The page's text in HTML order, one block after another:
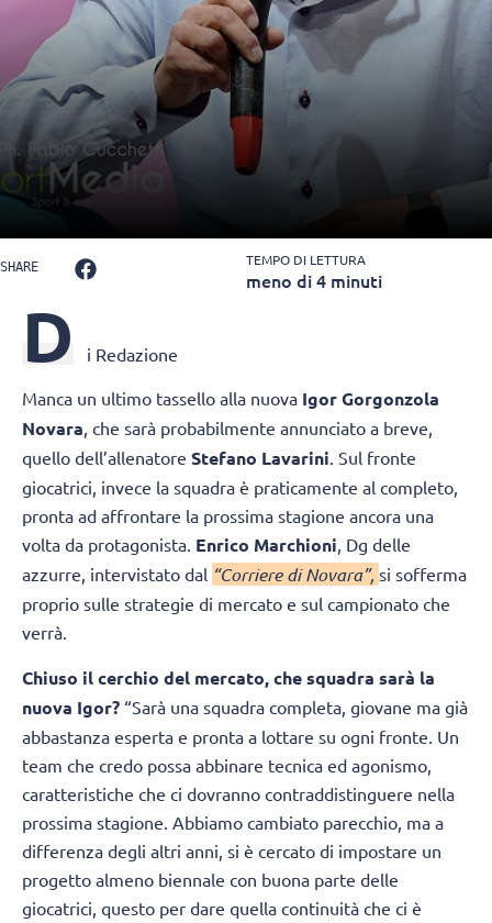
SHARE TEMPO DI LETTURA
meno di 4 minuti
D i Redazione
Manca un ultimo tassello alla nuova Igor Gorgonzola
Novara, che sarà probabilmente annunciato a breve,
quello dell’allenatore Stefano Lavarini. Sul fronte
giocatrici, invece la squadra è praticamente al completo,
pronta ad affrontare la prossima stagione ancora una
volta da protagonista. Enrico Marchioni, Dg delle
azzurre, intervistato dal “Corriere di Novara”, si sofferma
proprio sulle strategie di mercato e sul campionato che
verrà.
Chiuso il cerchio del mercato, che squadra sarà la
nuova Igor? “Sarà una squadra completa, giovane ma già
abbastanza esperta e pronta a lottare su ogni fronte. Un
team che credo possa abbinare tecnica ed agonismo,
caratteristiche che ci dovranno contraddistinguere nella
prossima stagione. Abbiamo cambiato parecchio, ma a
differenza degli altri anni, si è cercato di impostare un
progetto almeno biennale con buona parte delle
giocatrici, questo per dare quella continuità che ci è